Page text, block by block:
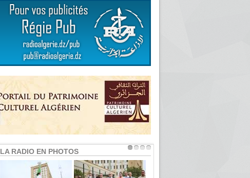
LA RADIO EN PHOTOS